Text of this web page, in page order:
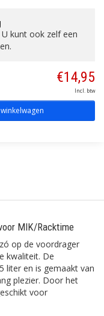
kunt ook zelf een
€14,95
Incl. btw
MIK/Racktime
op de voordrager
kwaliteit. De
liter en is gemaakt van
plezier. Door het
voor